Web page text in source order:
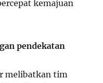
kemajuan
pendekatan
melibatkan tim